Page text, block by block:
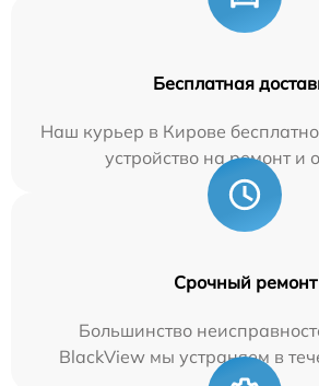
Бесплатная
Наш курьер в Кирове
устройство на ремонт и
Срочный ремонт
Большинство
BlackView мы устраняем в